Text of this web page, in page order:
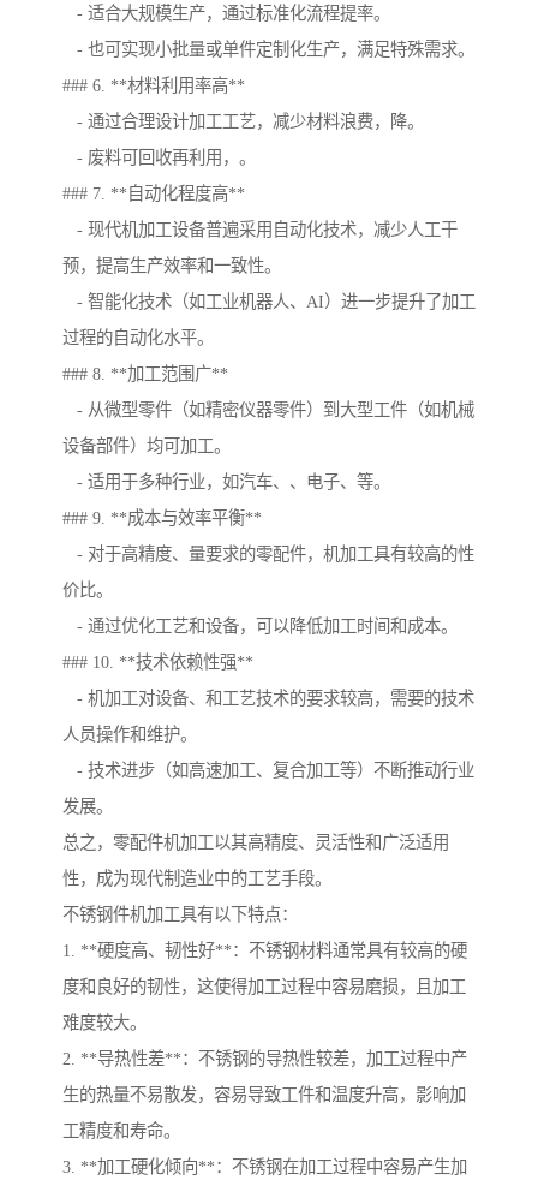
- 适合大规模生产，通过标准化流程提率。
- 也可实现小批量或单件定制化生产，满足特殊需求。
### 6. **材料利用率高**
- 通过合理设计加工工艺，减少材料浪费，降。
- 废料可回收再利用，。
### 7. **自动化程度高**
- 现代机加工设备普遍采用自动化技术，减少人工干
预，提高生产效率和一致性。
- 智能化技术（如工业机器人、AI）进一步提升了加工
过程的自动化水平。
### 8. **加工范围广**
- 从微型零件（如精密仪器零件）到大型工件（如机械
设备部件）均可加工。
- 适用于多种行业，如汽车、、电子、等。
### 9. **成本与效率平衡**
- 对于高精度、量要求的零配件，机加工具有较高的性
价比。
- 通过优化工艺和设备，可以降低加工时间和成本。
### 10. **技术依赖性强**
- 机加工对设备、和工艺技术的要求较高，需要的技术
人员操作和维护。
- 技术进步（如高速加工、复合加工等）不断推动行业
发展。
总之，零配件机加工以其高精度、灵活性和广泛适用
性，成为现代制造业中的工艺手段。
不锈钢件机加工具有以下特点：
1. **硬度高、韧性好**：不锈钢材料通常具有较高的硬
度和良好的韧性，这使得加工过程中容易磨损，且加工
难度较大。
2. **导热性差**：不锈钢的导热性较差，加工过程中产
生的热量不易散发，容易导致工件和温度升高，影响加
工精度和寿命。
3. **加工硬化倾向**：不锈钢在加工过程中容易产生加